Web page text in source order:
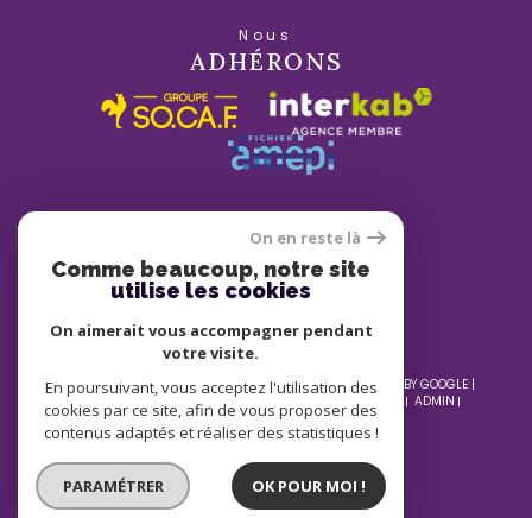
Nous
ADHÉRONS
© 2026 | TOUS DROITS RÉSERVÉS | TRADUCTION POWERED BY GOOGLE |
NOS HONORAIRES
PLAN DU SITE MENTIONS LÉGALES
ADMIN
NOS LIENS
POLITIQUE RGPD COOKIES
On en reste là
Comme beaucoup, notre site
utilise les cookies
On aimerait vous accompagner pendant
votre visite.
En poursuivant, vous acceptez l'utilisation des
cookies par ce site, afin de vous proposer des
contenus adaptés et réaliser des statistiques !
PARAMÉTRER OK POUR MOI !